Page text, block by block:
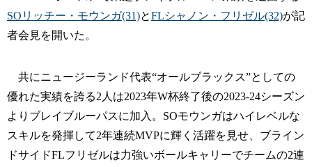
SOリッチー・モウンガ(31)とFLシャノン・フリゼル(32)が記
者会見を開いた。
共にニュージーランド代表“オールブラックス”としての
優れた実績を誇る2人は2023年W杯終了後の2023-24シーズン
よりブレイブルーパスに加入。SOモウンガはハイレベルな
スキルを発揮して2年連続MVPに輝く活躍を見せ、ブライン
ドサイドFLフリゼルは力強いボールキャリーでチームの2連